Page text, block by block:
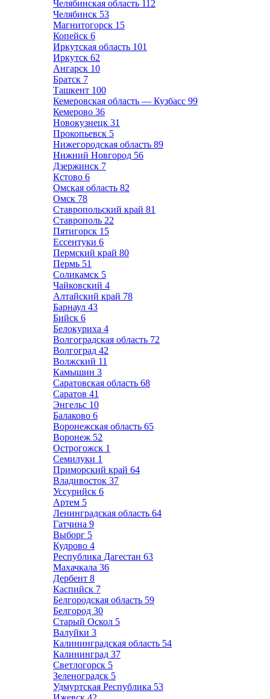
Челябинская область 112
Челябинск 53
Магнитогорск 15
Копейск 6
Иркутская область 101
Иркутск 62
Ангарск 10
Братск 7
Ташкент 100
Кемеровская область — Кузбасс 99
Кемерово 36
Новокузнецк 31
Прокопьевск 5
Нижегородская область 89
Нижний Новгород 56
Дзержинск 7
Кстово 6
Омская область 82
Омск 78
Ставропольский край 81
Ставрополь 22
Пятигорск 15
Ессентуки 6
Пермский край 80
Пермь 51
Соликамск 5
Чайковский 4
Алтайский край 78
Барнаул 43
Бийск 6
Белокуриха 4
Волгоградская область 72
Волгоград 42
Волжский 11
Камышин 3
Саратовская область 68
Саратов 41
Энгельс 10
Балаково 6
Воронежская область 65
Воронеж 52
Острогожск 1
Семилуки 1
Приморский край 64
Владивосток 37
Уссурийск 6
Артем 5
Ленинградская область 64
Гатчина 9
Выборг 5
Кудрово 4
Республика Дагестан 63
Махачкала 36
Дербент 8
Каспийск 7
Белгородская область 59
Белгород 30
Старый Оскол 5
Валуйки 3
Калининградская область 54
Калининград 37
Светлогорск 5
Зеленоградск 5
Удмуртская Республика 53